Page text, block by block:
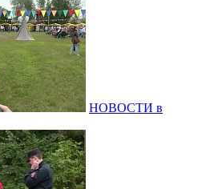
НОВОСТИ в